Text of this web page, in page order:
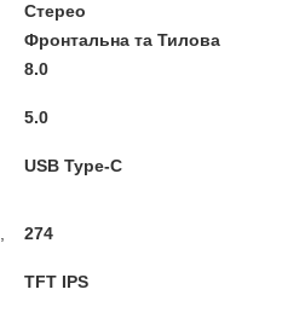
Стерео
Фронтальна та Тилова
8.0
5.0
USB Type-C
274
TFT IPS